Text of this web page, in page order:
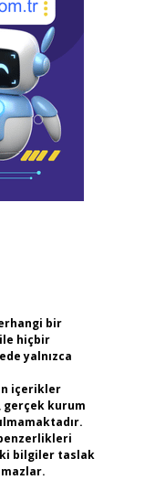
bir
hiçbir
yalnızca
içerikler
gerçek kurum
bilgiler taslak